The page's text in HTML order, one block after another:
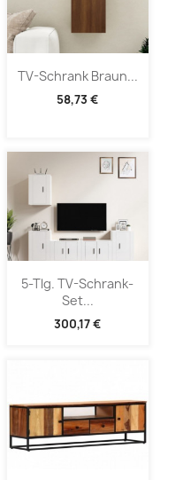
TV-Schrank Braun...
58,73 €
5-Tlg. TV-Schrank-
Set...
300,17 €